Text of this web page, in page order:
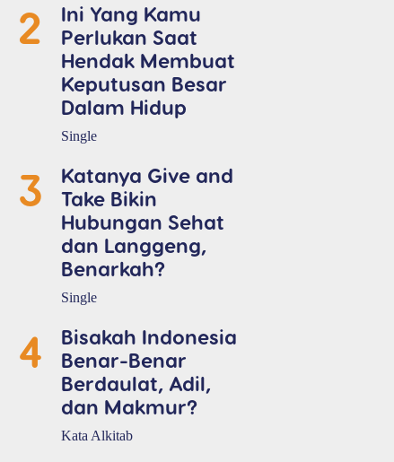
2
Ini Yang Kamu
Perlukan Saat
Hendak Membuat
Keputusan Besar
Dalam Hidup
Single
3
Katanya Give and
Take Bikin
Hubungan Sehat
dan Langgeng,
Benarkah?
Single
4
Bisakah Indonesia
Benar-Benar
Berdaulat, Adil,
dan Makmur?
Kata Alkitab